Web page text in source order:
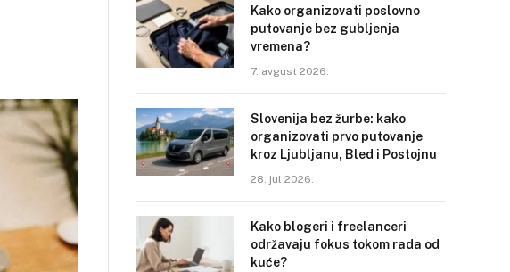
Kako organizovati poslovno
putovanje bez gubljenja
vremena?
7. avgust 2026.
Slovenija bez žurbe: kako
organizovati prvo putovanje
kroz Ljubljanu, Bled i Postojnu
28. jul 2026.
Kako blogeri i freelanceri
održavaju fokus tokom rada od
kuće?